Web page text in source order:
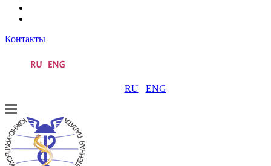
Контакты
RU ENG